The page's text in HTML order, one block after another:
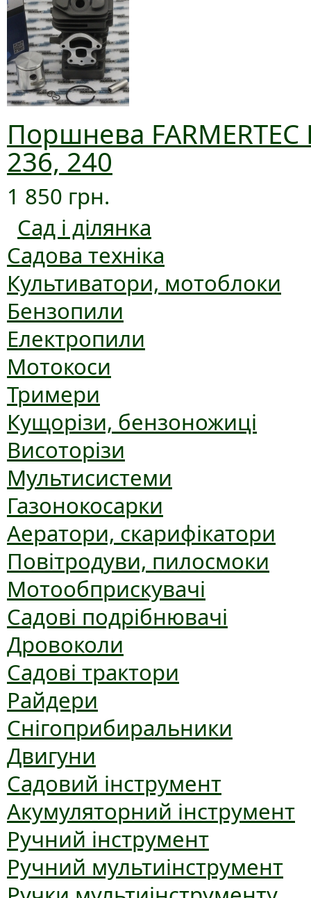
Поршнева
236, 240
1 850 грн.
Сад і ділянка
Садова техніка
Культиватори, мотоблоки
Бензопили
Електропили
Мотокоси
Тримери
Кущорізи, бензоножиці
Висоторізи
Мультисистеми
Газонокосарки
Аератори, скарифікатори
Повітродуви, пилосмоки
Мотообприскувачі
Садові подрібнювачі
Дровоколи
Садові трактори
Райдери
Снігоприбиральники
Двигуни
Садовий інструмент
Акумуляторний інструмент
Ручний інструмент
Ручний мультиінструмент